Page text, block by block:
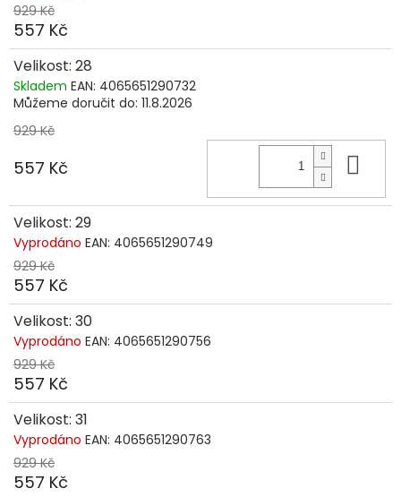
929 Kč
557 Kč
Velikost: 28
Skladem EAN: 4065651290732
Můžeme doručit do: 11.8.2026
929 Kč
557 Kč
Velikost: 29
Vyprodáno EAN: 4065651290749
929 Kč
557 Kč
Velikost: 30
Vyprodáno EAN: 4065651290756
929 Kč
557 Kč
Velikost: 31
Vyprodáno EAN: 4065651290763
929 Kč
557 Kč